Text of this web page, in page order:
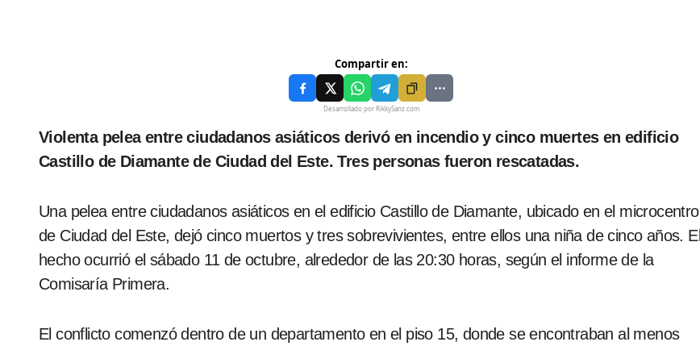
Compartir en:
Desarrollado por RikkySanz.com
Violenta pelea entre ciudadanos asiáticos derivó en incendio y cinco muertes en edificio
Castillo de Diamante de Ciudad del Este. Tres personas fueron rescatadas.
Una pelea entre ciudadanos asiáticos en el edificio Castillo de Diamante, ubicado en el microcentro
de Ciudad del Este, dejó cinco muertos y tres sobrevivientes, entre ellos una niña de cinco años. El
hecho ocurrió el sábado 11 de octubre, alrededor de las 20:30 horas, según el informe de la
Comisaría Primera.
El conflicto comenzó dentro de un departamento en el piso 15, donde se encontraban al menos